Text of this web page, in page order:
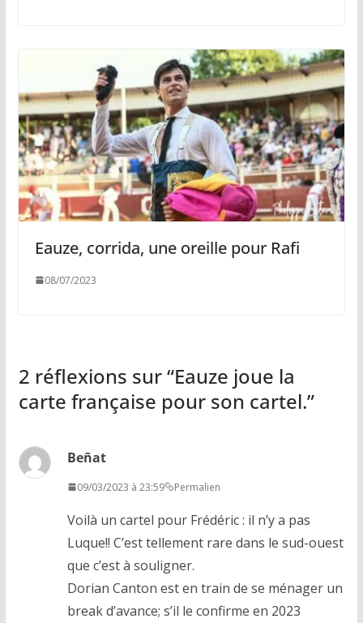
Eauze, corrida, une oreille pour Rafi
08/07/2023
2 réflexions sur “Eauze joue la
carte française pour son cartel.”
Beñat
09/03/2023 à 23:59 Permalien
Voilà un cartel pour Frédéric : il n’y a pas
Luque!! C’est tellement rare dans le sud-ouest
que c’est à souligner.
Dorian Canton est en train de se ménager un
break d’avance; s’il le confirme en 2023